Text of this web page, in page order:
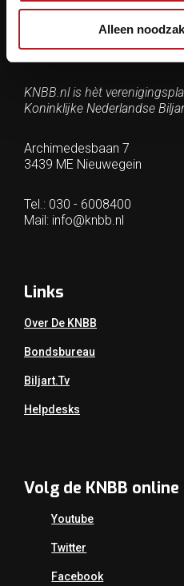
Alleen
Contactgegevens
KNBB.nl is hèt
Koninklijke Nederlandse
Archimedesbaan 7
3439 ME Nieuwegein
Tel.: 030 - 6008400
Mail: info@knbb.nl
Links
Over De KNBB
Bondsbureau
Biljart.tv
Helpdesks
Volg de KNBB online
Youtube
Twitter
Facebook